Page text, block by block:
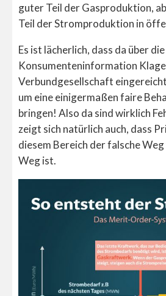
guter Teil der Gasproduktion,
Teil der Stromproduktion in
Es ist lächerlich, dass da über die
Konsumenteninformation
Verbundgesellschaft
um eine einigermaßen faire
bringen! Also da sind wirklich
zeigt sich natürlich auch, dass
diesem Bereich der falsche
Weg ist.